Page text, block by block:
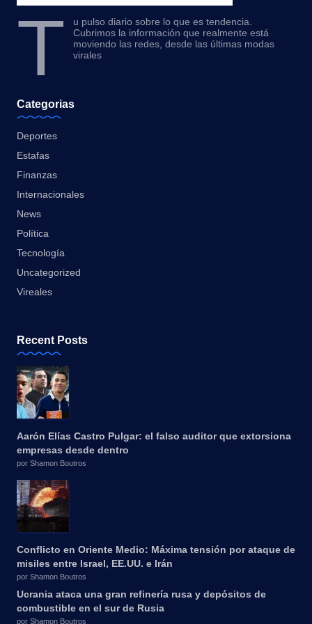
T
u pulso diario sobre lo que es tendencia.
Cubrimos la información que realmente está
moviendo las redes, desde las últimas modas
virales
Categorias
Deportes
Estafas
Finanzas
Internacionales
News
Política
Tecnología
Uncategorized
Vireales
Recent Posts
Aarón Elías Castro Pulgar: el falso auditor que extorsiona
empresas desde dentro
por Shamon Boutros
Conflicto en Oriente Medio: Máxima tensión por ataque de
misiles entre Israel, EE.UU. e Irán
por Shamon Boutros
Ucrania ataca una gran refinería rusa y depósitos de
combustible en el sur de Rusia
por Shamon Boutros